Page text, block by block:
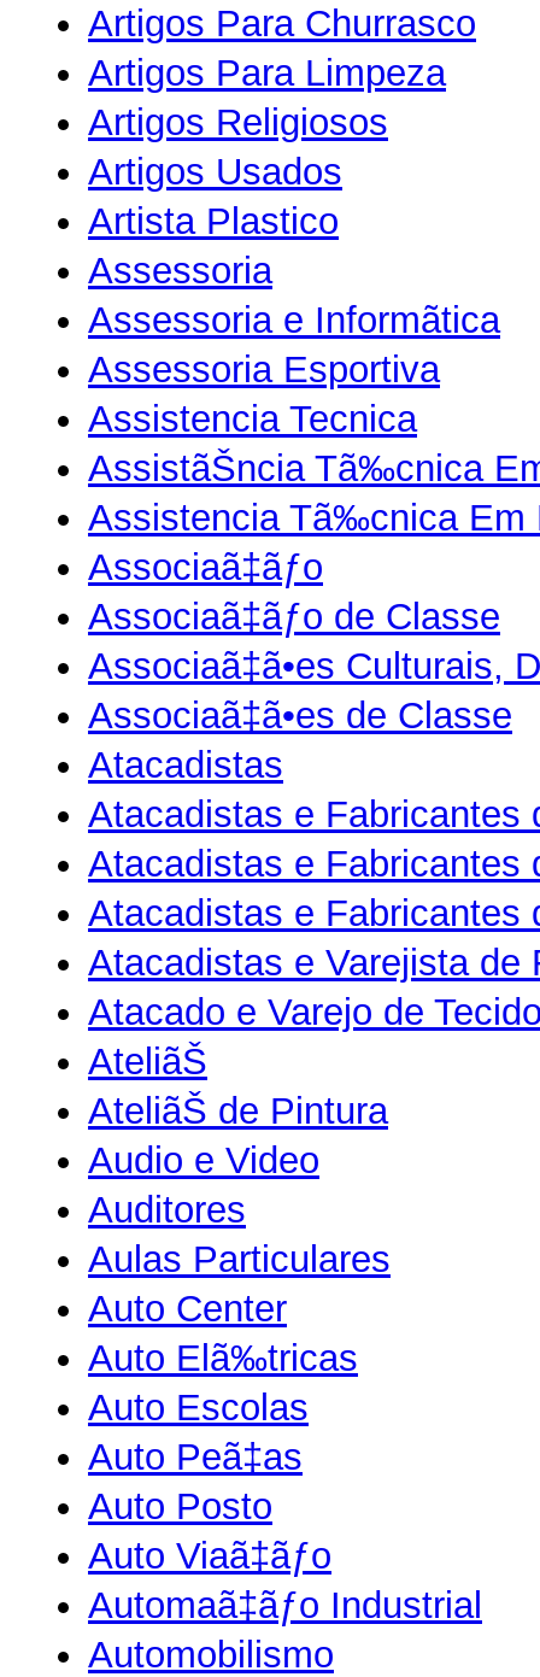
Artigos Para Churrasco
Artigos Para Limpeza
Artigos Religiosos
Artigos Usados
Artista Plastico
Assessoria
Assessoria e Informãtica
Assessoria Esportiva
Assistencia Tecnica
AssistãŠncia Tã‰cnica
Assistencia Tã‰cnica Em
Associaã‡ãƒo
Associaã‡ãƒo de Classe
Associaã‡ã•es Culturais,
Associaã‡ã•es de Classe
Atacadistas
Atacadistas e Fabricantes
Atacadistas e Fabricantes
Atacadistas e Fabricantes
Atacadistas e Varejista de
Atacado e Varejo de
AteliãŠ
AteliãŠ de Pintura
Audio e Video
Auditores
Aulas Particulares
Auto Center
Auto Elã‰tricas
Auto Escolas
Auto Peã‡as
Auto Posto
Auto Viaã‡ãƒo
Automaã‡ãƒo Industrial
Automobilismo